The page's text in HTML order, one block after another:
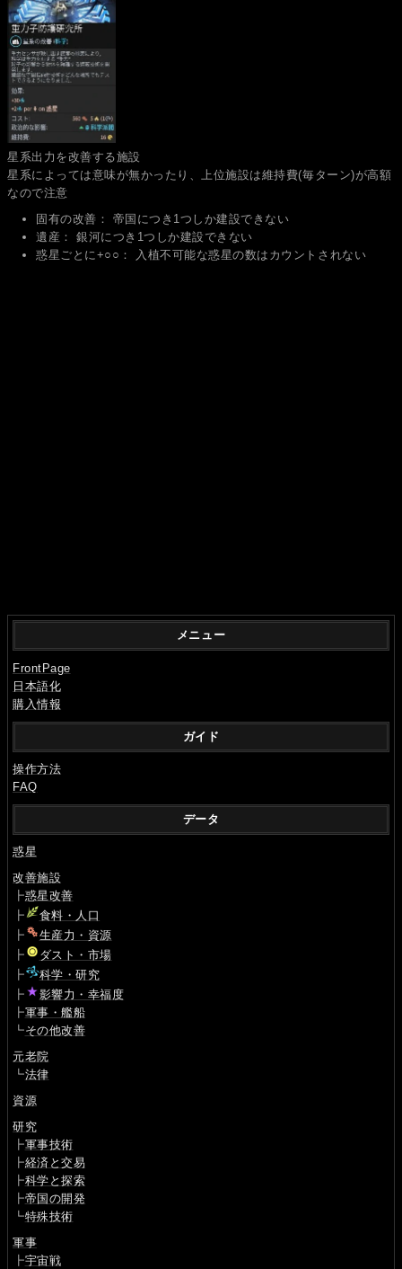
星系出力を改善する施設
星系によっては意味が無かったり、上位施設は維持費(毎ターン)が高額
なので注意
固有の改善： 帝国につき1つしか建設できない
遺産： 銀河につき1つしか建設できない
惑星ごとに+○○： 入植不可能な惑星の数はカウントされない
メニュー
FrontPage
日本語化
購入情報
ガイド
操作方法
FAQ
データ
惑星
改善施設
┣惑星改善
┣
食料・人口
┣
生産力・資源
┣
ダスト・市場
┣
科学・研究
┣
影響力・幸福度
┣軍事・艦船
┗その他改善
元老院
┗法律
資源
研究
┣軍事技術
┣経済と交易
┣科学と探索
┣帝国の開発
┗特殊技術
軍事
┣宇宙戦